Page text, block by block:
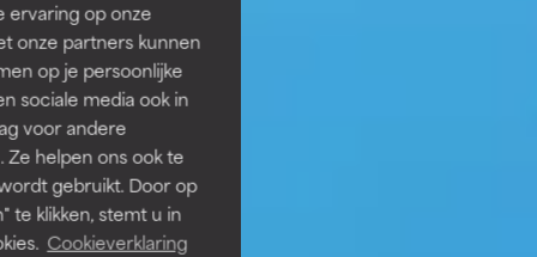
ervaring op onze
onze partners kunnen
op je persoonlijke
sociale media ook in
voor andere
helpen ons ook te
gebruikt. Door op
te klikken, stemt u in
Cookieverklaring